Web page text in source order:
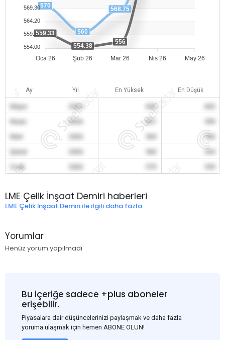
Oca 26 Şub 26 Mar 26 Nis 26 May 26
570
560
568.75
559.33
554.38
556
569.30
564.20
559.10
554.00
Ay Yıl En Yüksek En Düşük
Mayıs 2026 605
Nisan
2026 601
556
Ocak
LME Çelik İnşaat Demiri haberleri
LME Çelik İnşaat Demiri ile ilgili daha fazla
Yorumlar
Henüz yorum yapılmadı
Bu içeriğe sadece +plus aboneler
erişebilir.
Piyasalara dair düşüncelerinizi paylaşmak ve daha fazla
yoruma ulaşmak için hemen ABONE OLUN!